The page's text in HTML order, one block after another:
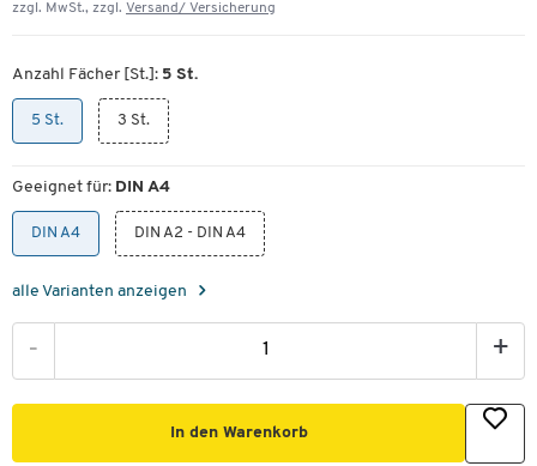
zzgl. MwSt., zzgl. Versand/ Versicherung
Anzahl Fächer [St.]: 5 St.
5 St. 3 St.
Geeignet für: DIN A4
DIN A4 DIN A2 - DIN A4
alle Varianten anzeigen
- +
In den Warenkorb